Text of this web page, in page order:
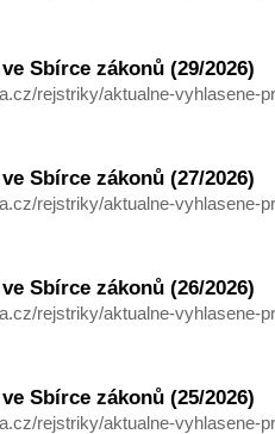
Sbírce zákonů (29/2026)
rejstriky/aktualne-vyhlasene-
Sbírce zákonů (27/2026)
rejstriky/aktualne-vyhlasene-
Sbírce zákonů (26/2026)
rejstriky/aktualne-vyhlasene-
Sbírce zákonů (25/2026)
rejstriky/aktualne-vyhlasene-